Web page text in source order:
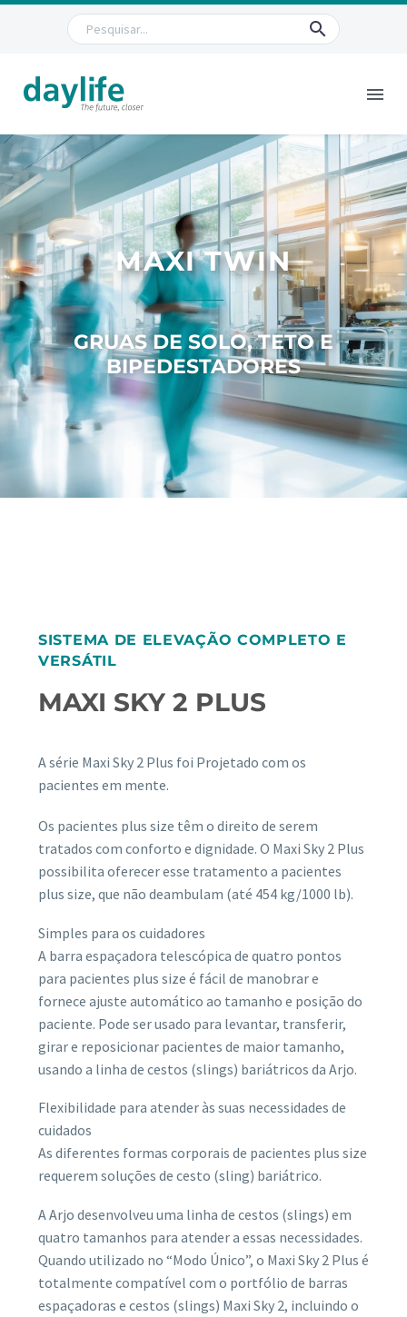
MAXI TWIN
GRUAS DE SOLO, TETO E
BIPEDESTADORES
SISTEMA DE ELEVAÇÃO COMPLETO E
VERSÁTIL
MAXI SKY 2 PLUS
A série Maxi Sky 2 Plus foi Projetado com os
pacientes em mente.
Os pacientes plus size têm o direito de serem
tratados com conforto e dignidade. O Maxi Sky 2 Plus
possibilita oferecer esse tratamento a pacientes
plus size, que não deambulam (até 454 kg/1000 lb).
Simples para os cuidadores
A barra espaçadora telescópica de quatro pontos
para pacientes plus size é fácil de manobrar e
fornece ajuste automático ao tamanho e posição do
paciente. Pode ser usado para levantar, transferir,
girar e reposicionar pacientes de maior tamanho,
usando a linha de cestos (slings) bariátricos da Arjo.
Flexibilidade para atender às suas necessidades de
cuidados
As diferentes formas corporais de pacientes plus size
requerem soluções de cesto (sling) bariátrico.
A Arjo desenvolveu uma linha de cestos (slings) em
quatro tamanhos para atender a essas necessidades.
Quando utilizado no “Modo Único”, o Maxi Sky 2 Plus é
totalmente compatível com o portfólio de barras
espaçadoras e cestos (slings) Maxi Sky 2, incluindo o